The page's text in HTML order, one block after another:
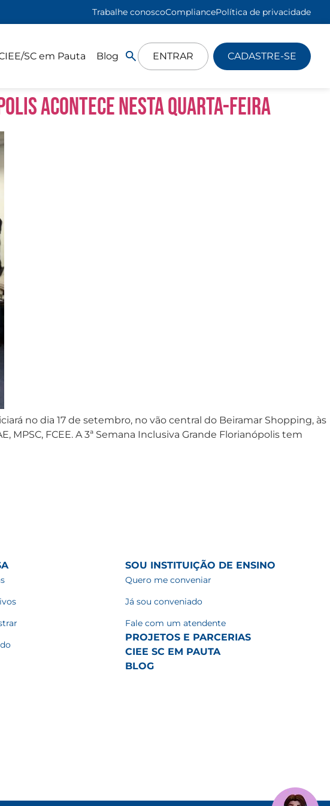
Trabalhe conoscoCompliancePolítica de privacidade
SC em Pauta Blog ENTRAR CADASTRE-SE
acontece nesta quarta-feira
no dia 17 de setembro, no vão central do Beiramar Shopping, às
MPSC, FCEE. A 3ª Semana Inclusiva Grande Florianópolis tem
SOU INSTITUIÇÃO DE ENSINO
Quero me conveniar
Já sou conveniado
Fale com um atendente
PROJETOS E PARCERIAS
CIEE SC EM PAUTA
BLOG